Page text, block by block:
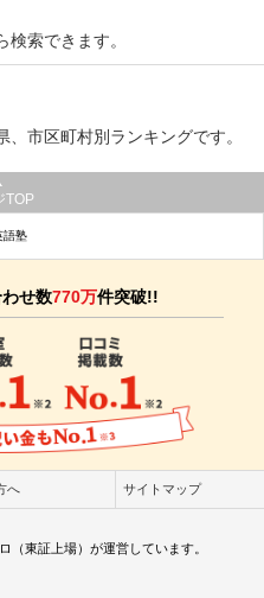
索できます。
市区町村別ランキングです。
TOP
語塾
せ数770万件突破!!
へ サイトマップ
（東証上場）が運営しています。